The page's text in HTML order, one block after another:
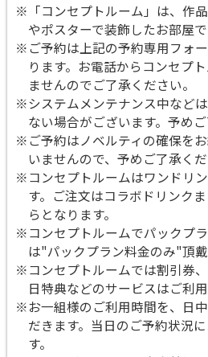
※「コンセプトルーム」は、作
やポスターで装飾したお部屋で
※ご予約は上記の予約専用フォ
ります。お電話からコンセプ
ませんのでご了承ください。
※システムメンテナンス中など
ない場合がございます。予めご
※ご予約はノベルティの確保を
いませんので、予めご了承くだ
※コンセプトルームはワンドリ
す。ご注文はコラボドリンク
らとなります。
※コンセプトルームでパックプ
は"パックプラン料金のみ"頂戴
※コンセプトルームでは割引券
日特典などのサービスはご利
※お一組様のご利用時間を、日
だきます。当日のご予約状況
す。